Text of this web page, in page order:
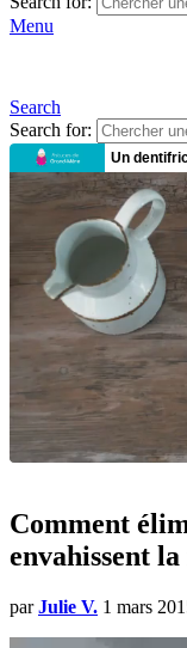
Menu
Search
Search for:
Comment
envahissent la
par Julie V. 1 mars